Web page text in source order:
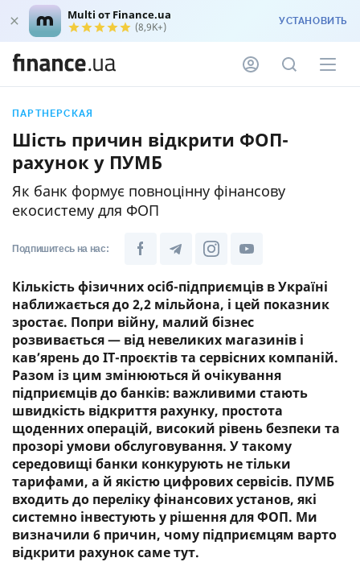
Multi от Finance.ua
(8,9K+) УСТАНОВИТЬ
ПАРТНЕРСКАЯ
Шість причин відкрити ФОП-
рахунок у ПУМБ
Як банк формує повноцінну фінансову
екосистему для ФОП
Подпишитесь на нас:
Кількість фізичних осіб-підприємців в Україні
наближається до 2,2 мільйона, і цей показник
зростає. Попри війну, малий бізнес
розвивається — від невеликих магазинів і
кав’ярень до ІТ-проєктів та сервісних компаній.
Разом із цим змінюються й очікування
підприємців до банків: важливими стають
швидкість відкриття рахунку, простота
щоденних операцій, високий рівень безпеки та
прозорі умови обслуговування. У такому
середовищі банки конкурують не тільки
тарифами, а й якістю цифрових сервісів. ПУМБ
входить до переліку фінансових установ, які
системно інвестують у рішення для ФОП. Ми
визначили 6 причин, чому підприємцям варто
відкрити рахунок саме тут.